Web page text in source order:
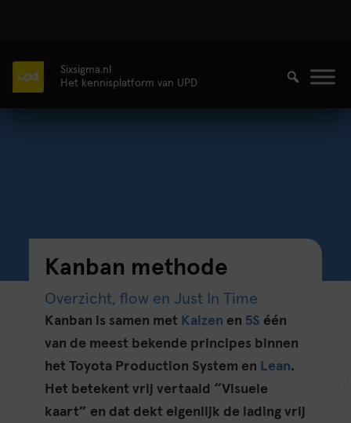
Sixsigma.nl
Het kennisplatform van UPD
Kanban methode
Overzicht, flow en Just In Time
Kanban is samen met Kaizen en 5S één
van de meest bekende principes binnen
het Toyota Production System en Lean.
Het betekent vrij vertaald “Visuele
kaart” en dat dekt eigenlijk de lading vrij